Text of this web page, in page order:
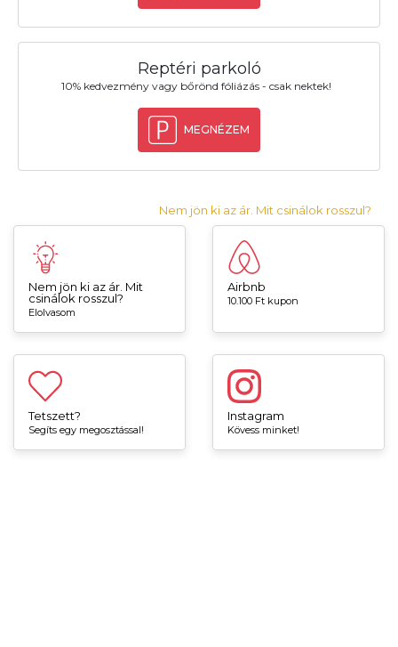
Reptéri parkoló
10% kedvezmény vagy bőrönd fóliázás - csak nektek!
MEGNÉZEM
Nem jön ki az ár. Mit csinálok rosszul?
Nem jön ki az ár. Mit
csinálok rosszul?
Elolvasom
Airbnb
10.100 Ft kupon
Tetszett?
Segíts egy megosztással!
Instagram
Kövess minket!